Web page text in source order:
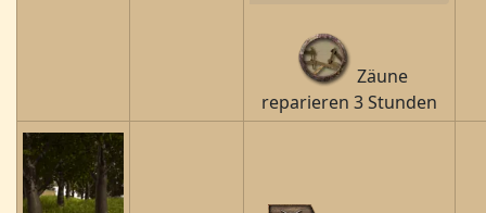
Zäune
reparieren 3 Stunden